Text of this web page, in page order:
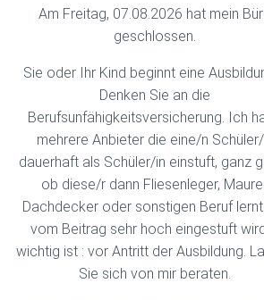
Zum neuen Streitpunkt
Diesel-Skandal, der die
werden. Der
wird. Als Konsequenz aus all
betroffene Kunden könnte
Versicherungsmakler mit
Am Freitag, 07.08.2026 hat mein
geschlossen.
Sie oder Ihr Kind beginnt eine
Denken Sie an die
Berufsunfähigkeitsversicherung. Ich
mehrere Anbieter die eine/n
dauerhaft als Schüler/in einstuft, ganz
ob diese/r dann Fliesenleger,
Dachdecker oder sonstigen Beruf
vom Beitrag sehr hoch eingestuft
wichtig ist : vor Antritt der Ausbildung.
Sie sich von mir beraten.